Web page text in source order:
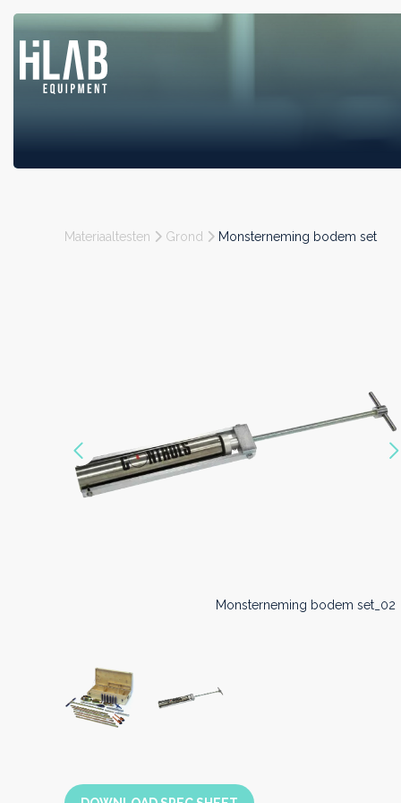
Materiaaltesten Grond Monsterneming bodem set
Vorige
Monsterneming bodem set_01